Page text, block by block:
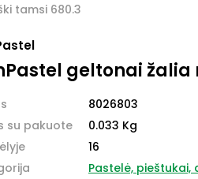
tamsi 680.3
geltonai žalia
su pakuote
8026803
0.033 Kg
16
Pastelė, pieštukai,